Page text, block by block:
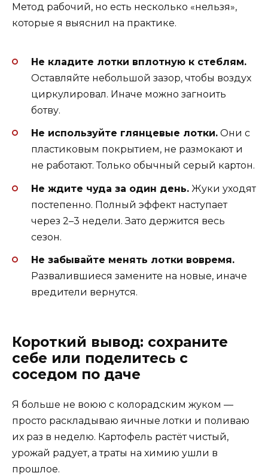
Метод рабочий, но есть несколько «нельзя»,
которые я выяснил на практике.
Не кладите лотки вплотную к стеблям.
Оставляйте небольшой зазор, чтобы воздух
циркулировал. Иначе можно загноить
ботву.
Не используйте глянцевые лотки. Они с
пластиковым покрытием, не размокают и
не работают. Только обычный серый картон.
Не ждите чуда за один день. Жуки уходят
постепенно. Полный эффект наступает
через 2–3 недели. Зато держится весь
сезон.
Не забывайте менять лотки вовремя.
Развалившиеся замените на новые, иначе
вредители вернутся.
Короткий вывод: сохраните
себе или поделитесь с
соседом по даче
Я больше не воюю с колорадским жуком —
просто раскладываю яичные лотки и поливаю
их раз в неделю. Картофель растёт чистый,
урожай радует, а траты на химию ушли в
прошлое.